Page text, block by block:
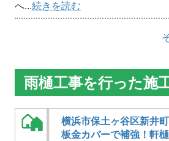
へ...続きを読む
雨樋工事を行った施
横浜市保土ヶ谷区新井
板金カバーで補強！軒